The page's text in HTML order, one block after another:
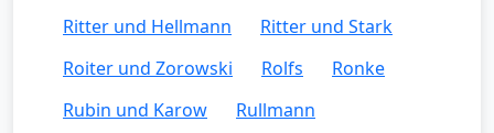
Ritter und Hellmann
Ritter und Stark
Roiter und Zorowski
Rolfs
Ronke
Rubin und Karow
Rullmann